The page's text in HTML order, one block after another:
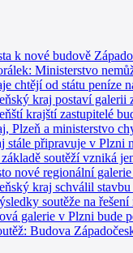
k nové budově
Ministerstvo
chtějí od státu peníze
kraj postaví galerii
krajští zastupitelé
Plzeň a ministerstvo
stále připravuje v Plzni
soutěží vzniká
nové regionální
kraj schválil
soutěže na
galerie v Plzni bude
Budova